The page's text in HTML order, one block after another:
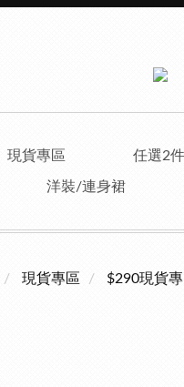
現貨專區 任選2
洋裝/連身裙
現貨專區 $290現貨